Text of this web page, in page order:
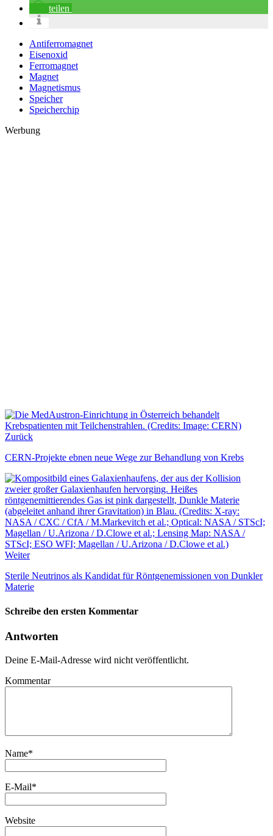
teilen
Antiferromagnet
Eisenoxid
Ferromagnet
Magnet
Magnetismus
Speicher
Speicherchip
Werbung
Zurück
CERN-Projekte ebnen neue Wege zur Behandlung von Krebs
Weiter
Sterile Neutrinos als Kandidat für Röntgenemissionen von Dunkler
Materie
Schreibe den ersten Kommentar
Antworten
Deine E-Mail-Adresse wird nicht veröffentlicht.
Kommentar
Name*
E-Mail*
Website